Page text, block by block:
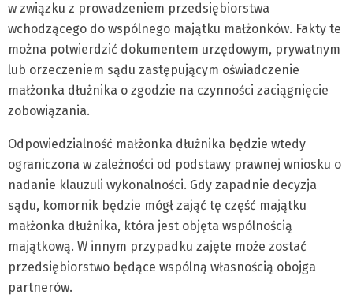
w związku z prowadzeniem przedsiębiorstwa
wchodzącego do wspólnego majątku małżonków. Fakty te
można potwierdzić dokumentem urzędowym, prywatnym
lub orzeczeniem sądu zastępującym oświadczenie
małżonka dłużnika o zgodzie na czynności zaciągnięcie
zobowiązania.
Odpowiedzialność małżonka dłużnika będzie wtedy
ograniczona w zależności od podstawy prawnej wniosku o
nadanie klauzuli wykonalności. Gdy zapadnie decyzja
sądu, komornik będzie mógł zająć tę część majątku
małżonka dłużnika, która jest objęta wspólnością
majątkową. W innym przypadku zajęte może zostać
przedsiębiorstwo będące wspólną własnością obojga
partnerów.